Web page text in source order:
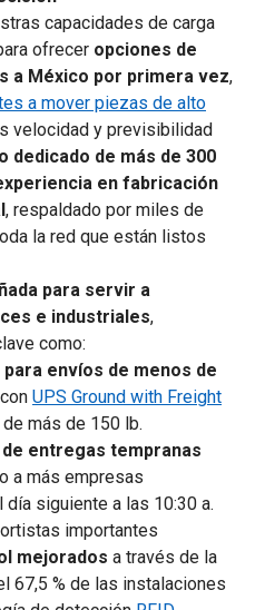
capacidades de carga
ofrecer opciones de
a México por primera vez,
a mover piezas de alto
velocidad y previsibilidad
dedicado de más de 300
en fabricación
, respaldado por miles de
la red que están listos
para servir a
e industriales,
como:
envíos de menos de
con UPS Ground with Freight
más de 150 lb.
entregas tempranas
a más empresas
siguiente a las 10:30 a.
importantes
mejorados a través de la
67,5 % de las instalaciones